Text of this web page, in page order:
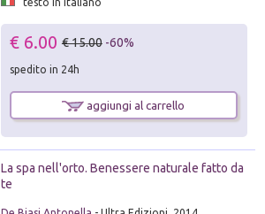
€ 6.00 € 15.00 -60%
spedito in 24h
aggiungi al carrello
La spa nell'orto. Benessere naturale fatto da
te